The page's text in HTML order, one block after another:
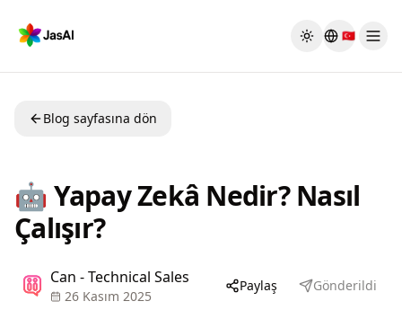
Toggle theme
🇹🇷
Blog sayfasına dön
🤖 Yapay Zekâ Nedir? Nasıl
Çalışır?
Can - Technical Sales
26 Kasım 2025
Paylaş Gönderildi